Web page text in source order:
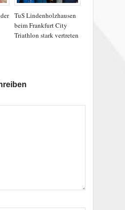
TuS Lindenholzhausen
beim Frankfurt City
Triathlon stark vertreten